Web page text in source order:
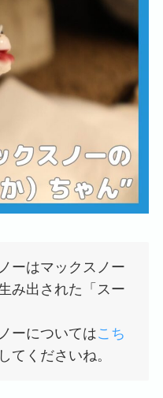
ーはマックスノー
み出された「スー
ーについてはこち
てくださいね。